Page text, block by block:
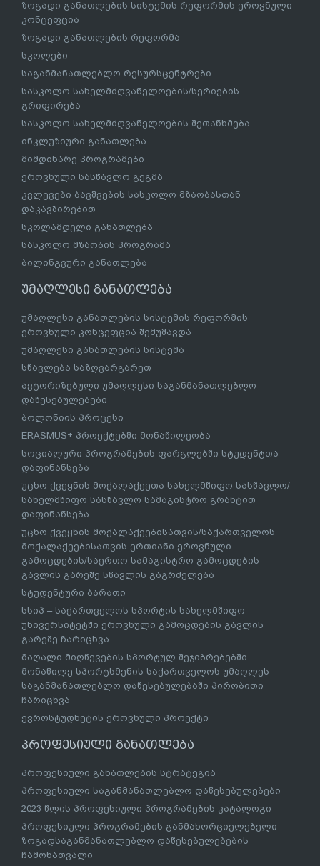
ზოგადი განათლების სისტემის რეფორმის ეროვნული
კონცეფცია
ზოგადი განათლების რეფორმა
სკოლები
საგანმანათლებლო რესურსცენტრები
სასკოლო სახელმძღვანელოების/სერიების
გრიფირება
სასკოლო სახელმძღვანელოების შეთანხმება
ინკლუზიური განათლება
მიმდინარე პროგრამები
ეროვნული სასწავლო გეგმა
კვლევები ბავშვების სასკოლო მზაობასთან
დაკავშირებით
სკოლამდელი განათლება
სასკოლო მზაობის პროგრამა
ბილინგვური განათლება
უმაღლესი განათლება
უმაღლესი განათლების სისტემის რეფორმის
ეროვნული კონცეფცია შემუშავდა
უმაღლესი განათლების სისტემა
სწავლება საზღვარგარეთ
ავტორიზებული უმაღლესი საგანმანათლებლო
დაწესებულებები
ბოლონიის პროცესი
ERASMUS+ პროექტებში მონაწილეობა
სოციალური პროგრამების ფარგლებში სტუდენტთა
დაფინანსება
უცხო ქვეყნის მოქალაქეეთა სახელმწიფო სასწავლო/
სახელმწიფო სასწავლო სამაგისტრო გრანტით
დაფინანსება
უცხო ქვეყნის მოქალაქეებისათვის/საქართველოს
მოქალაქეებისათვის ერთიანი ეროვნული
გამოცდების/საერთო სამაგისტრო გამოცდების
გავლის გარეშე სწავლის გაგრძელება
სტუდენტური ბარათი
სსიპ – საქართველოს სპორტის სახელმწიფო
უნივერსიტეტში ეროვნული გამოცდების გავლის
გარეშე ჩარიცხვა
მაღალი მიღწევების სპორტულ შეჯიბრებებში
მონაწილე სპორტსმენის საქართველოს უმაღლეს
საგანმანათლებლო დაწესებულებაში პირობითი
ჩარიცხვა
ევროსტუდნეტის ეროვნული პროექტი
პროფესიული განათლება
პროფესიული განათლების სტრატეგია
პროფესიული საგანმანათლებლო დაწესებულებები
2023 წლის პროფესიული პროგრამების კატალოგი
პროფესიული პროგრამების განმახორციელებელი
ზოგადსაგანმანათლებლო დაწესებულებების
ჩამონათვალი